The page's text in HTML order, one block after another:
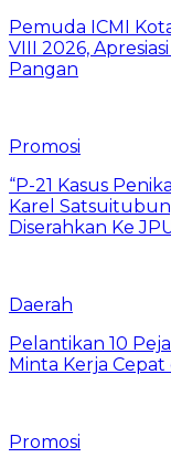
Pemuda ICMI
VIII 2026,
Pangan
Promosi
“P-21 Kasus
Karel
Diserahkan Ke
Daerah
Pelantikan 10
Minta Kerja
Promosi